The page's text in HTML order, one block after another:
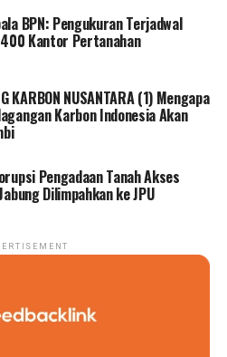
BPN: Pengukuran Terjadwal
Kantor Pertanahan
KARBON NUSANTARA (1) Mengapa
Karbon Indonesia Akan
Pengadaan Tanah Akses
Dilimpahkan ke JPU